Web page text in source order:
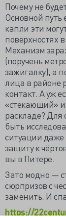
Почему не
Основной
капли эти
поверхностях
Механизм
(поручень
зажигалку), а
лица в районе
контакт. А уж
«стекающий»
раскладе? Для
быть
ситуации даже
защиту к
вы в Питере.
Зато модно —
сюрпризов с
заменить. И
https://